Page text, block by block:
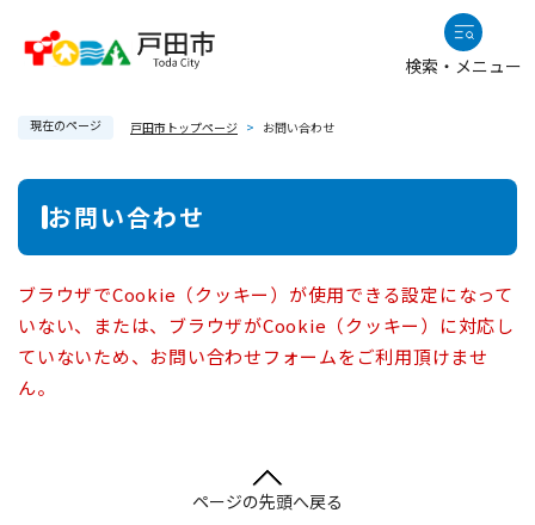
検索・メニュー
現在のページ 戸田市トップページ > お問い合わせ
本
お問い合わせ
ブラウザでCookie（クッキー）が使用できる設定になって
いない、または、ブラウザがCookie（クッキー）に対応し
ていないため、お問い合わせフォームをご利用頂けませ
ん。
ページの先頭へ戻る